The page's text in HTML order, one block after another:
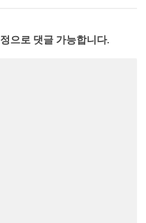
으로 댓글 가능합니다.